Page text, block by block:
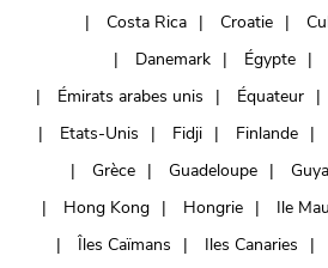
Costa Rica
Croatie
Danemark
Égypte
Émirats arabes unis
Équateur
Etats-Unis
Fidji Finlande
Grèce
Guadeloupe
Hong Kong
Hongrie Ile
Îles Caïmans
Iles Canaries